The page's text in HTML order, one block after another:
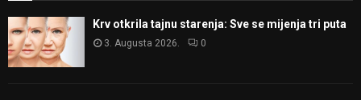
Krv otkrila tajnu starenja: Sve se mijenja tri puta
3. Augusta 2026. 0